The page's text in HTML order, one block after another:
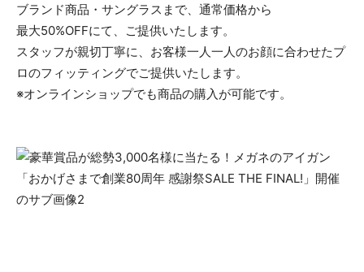
ブランド商品・サングラスまで、通常価格から
最大50%OFFにて、ご提供いたします。
スタッフが親切丁寧に、お客様一人一人のお顔に合わせたプ
ロのフィッティングでご提供いたします。
※オンラインショップでも商品の購入が可能です。